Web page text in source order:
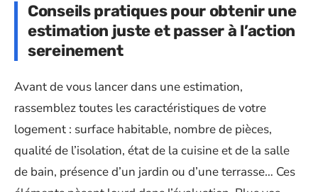
Conseils pratiques pour obtenir une
estimation juste et passer à l’action
sereinement
Avant de vous lancer dans une estimation,
rassemblez toutes les caractéristiques de votre
logement : surface habitable, nombre de pièces,
qualité de l’isolation, état de la cuisine et de la salle
de bain, présence d’un jardin ou d’une terrasse… Ces